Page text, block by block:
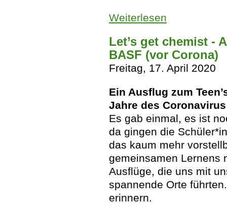
Weiterlesen
Let’s get chemist -
BASF (vor Corona)
Freitag, 17. April 2020
Ein Ausflug zum
Jahre des
Es gab einmal, es ist
da gingen die
das kaum mehr
gemeinsamen Lernens
Ausflüge, die uns mit
spannende Orte
erinnern.